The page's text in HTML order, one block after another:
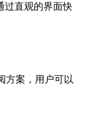
过直观的界面快
方案，用户可以